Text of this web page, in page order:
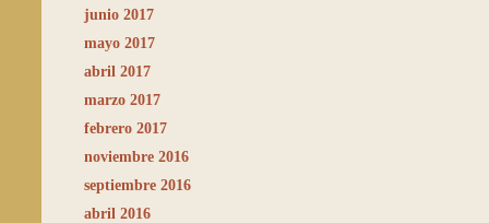
junio 2017
mayo 2017
abril 2017
marzo 2017
febrero 2017
noviembre 2016
septiembre 2016
abril 2016